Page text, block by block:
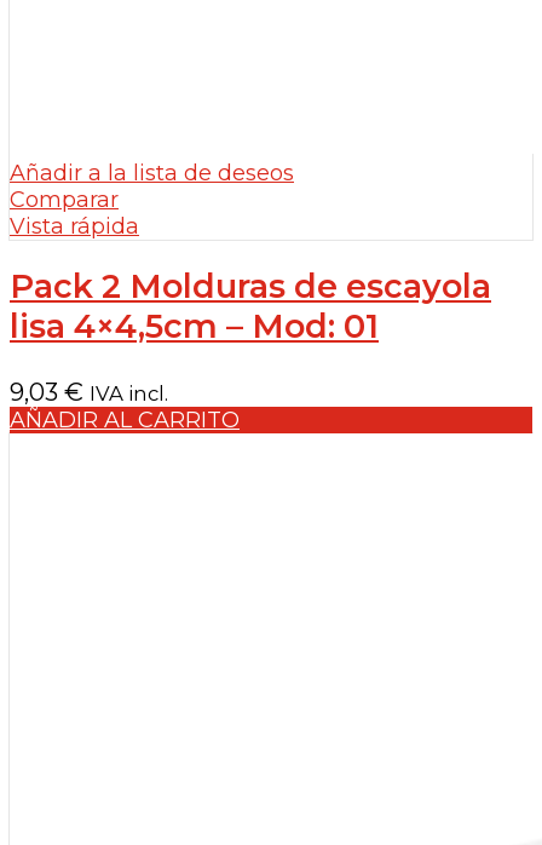
Añadir a la lista de deseos
Comparar
Vista rápida
Pack 2 Molduras de escayola
lisa 4×4,5cm – Mod: 01
9,03 € IVA incl.
AÑADIR AL CARRITO